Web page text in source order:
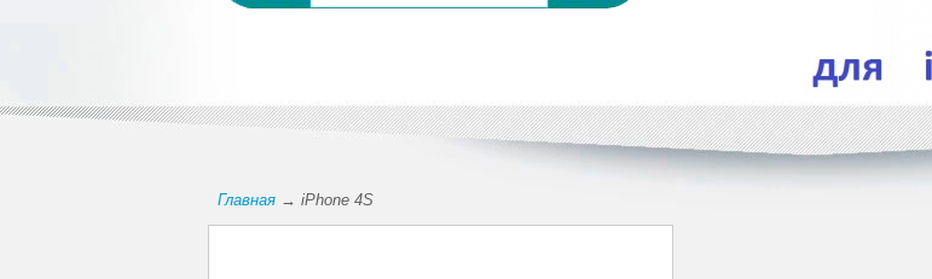
Главная → iPhone 4S